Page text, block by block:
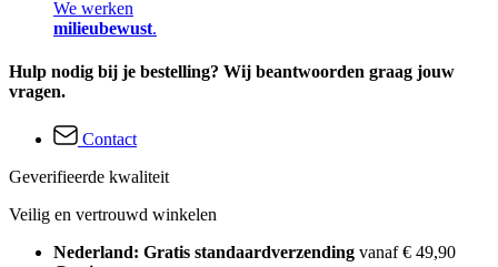
We werken
milieubewust.
Hulp nodig bij je bestelling? Wij beantwoorden graag jouw
vragen.
Contact
Geverifieerde kwaliteit
Veilig en vertrouwd winkelen
Nederland: Gratis standaardverzending vanaf € 49,90